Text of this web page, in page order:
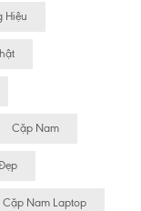
Hiệu
Cặp Nam
Cặp Nam Laptop